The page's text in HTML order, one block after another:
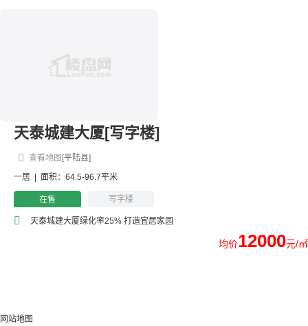
天泰城建大厦[写字楼]
[平陆县]
查看地图
一居
面积：64.5-96.7平米
在售 写字楼
天泰城建大厦绿化率25% 打造宜居家园
均价12000元/㎡
网站地图